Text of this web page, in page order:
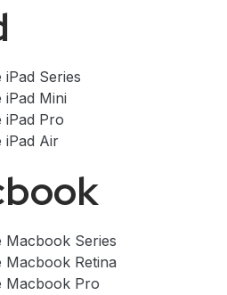
iPad Series
iPad Mini
iPad Pro
iPad Air
Macbook Series
Macbook Retina
Macbook Pro